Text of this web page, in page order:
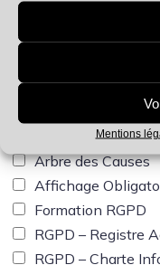
Mentions
Audit Télétravail
Pack Coactivité
Pack Entretiens
Protocole de
Arbre des Causes
Affichage
Formation RGPD
RGPD – Registre
RGPD – Charte